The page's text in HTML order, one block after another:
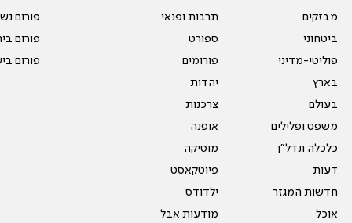
מבזקים
ביטחוני
פוליטי-מדיני
בארץ
בעולם
משפט ופלילים
כלכלה ונדל"ן
דעות
חדשות המגזר
אוכל
תרבות ופנאי
ספורט
פורומים
יהדות
צרכנות
אופנה
מוסיקה
פיוטקאסט
ילדודס
מודעות אבל
פורום
פורום
פורום